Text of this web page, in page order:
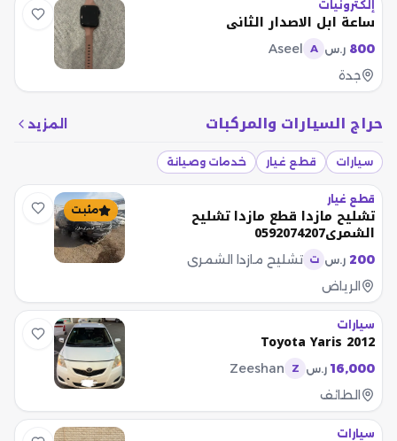
إلكترونيات
ساعة ابل الاصدار الثاني
800 ر.س A
Aseel
جدة
حراج السيارات والمركبات المزيد
سيارات قطع غيار خدمات وصيانة
مثبت
قطع غيار
تشليح مازدا قطع مازدا تشليح
الشمري0592074207
200 ر.س ت تشليح مازدا الشمري
الرياض
سيارات
Toyota Yaris 2012
16,000 ر.س Z
Zeeshan
الطائف
سيارات